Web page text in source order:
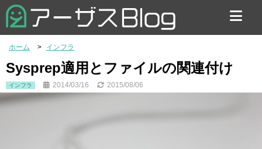
お問い合わせ
ホーム インフラ
Sysprep適用とファイルの関連付け
インフラ 2014/03/16 2015/08/06